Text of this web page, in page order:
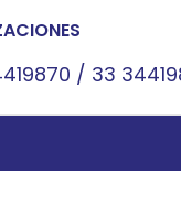
/ 33